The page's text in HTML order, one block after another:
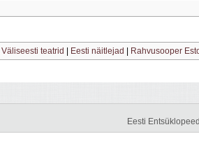
Väliseesti teatrid Eesti näitlejad Rahvusooper
Eesti